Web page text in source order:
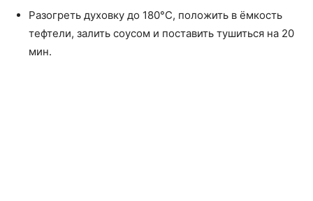
Разогреть духовку до 180°C, положить в ёмкость
тефтели, залить соусом и поставить тушиться на 20
мин.